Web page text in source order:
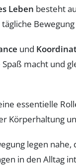
Leben besteht
tägliche
und
macht und
essentielle
Körperhaltung
legen nahe,
in den Alltag